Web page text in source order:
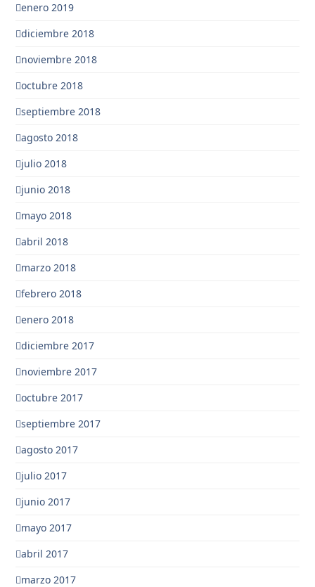
enero 2019
diciembre 2018
noviembre 2018
octubre 2018
septiembre 2018
agosto 2018
julio 2018
junio 2018
mayo 2018
abril 2018
marzo 2018
febrero 2018
enero 2018
diciembre 2017
noviembre 2017
octubre 2017
septiembre 2017
agosto 2017
julio 2017
junio 2017
mayo 2017
abril 2017
marzo 2017